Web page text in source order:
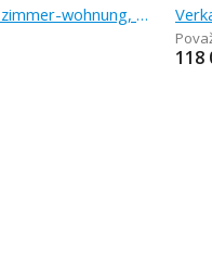
Verkauf (Angebot), 2-zimmer-wohnung, 68 m
118